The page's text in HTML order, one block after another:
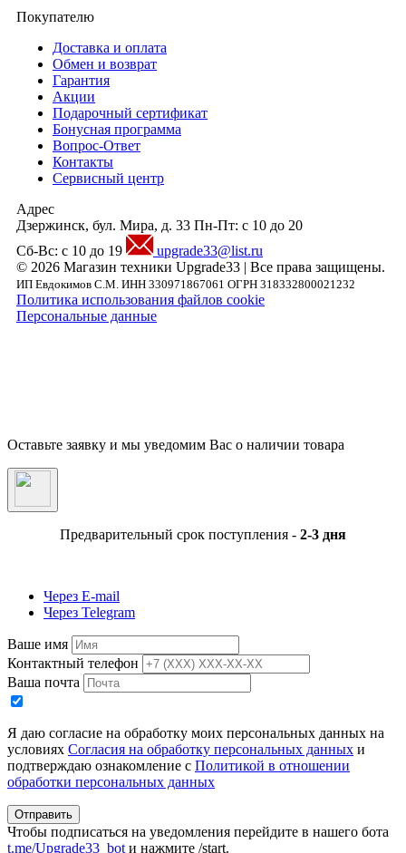
Покупателю
Доставка и оплата
Обмен и возврат
Гарантия
Акции
Подарочный сертификат
Бонусная программа
Вопрос-Ответ
Контакты
Сервисный центр
Адрес
Дзержинск, бул. Мира, д. 33 Пн-Пт: с 10 до 20
Сб-Вс: с 10 до 19
upgrade33@list.ru
© 2026 Магазин техники Upgrade33 | Все права защищены.
ИП Евдокимов С.М. ИНН 330971867061 ОГРН 318332800021232
Политика использования файлов cookie
Персональные данные
Оставьте заявку и мы уведомим Вас о наличии товара
Предварительный срок поступления - 2-3 дня
Через E-mail
Через Telegram
Ваше имя
Контактный телефон
Ваша почта
Я даю согласие на обработку моих персональных данных на
условиях Согласия на обработку персональных данных и
подтверждаю ознакомление с Политикой в отношении
обработки персональных данных
Отправить
Чтобы подписаться на уведомления перейдите в нашего бота
t.me/Upgrade33_bot и нажмите /start.